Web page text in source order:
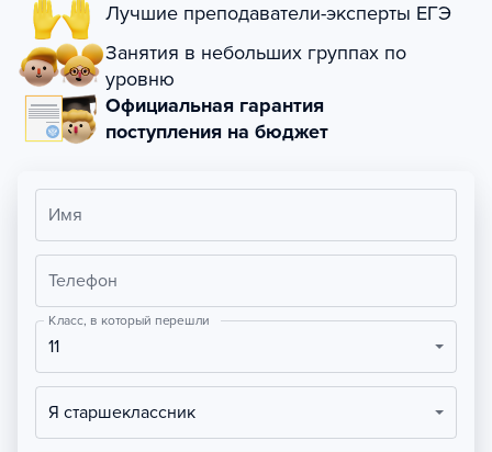
Лучшие преподаватели-эксперты ЕГЭ
Занятия в небольших группах по
уровню
Официальная гарантия
поступления на бюджет
Имя
Телефон
Класс, в который перешли
11
Я старшеклассник